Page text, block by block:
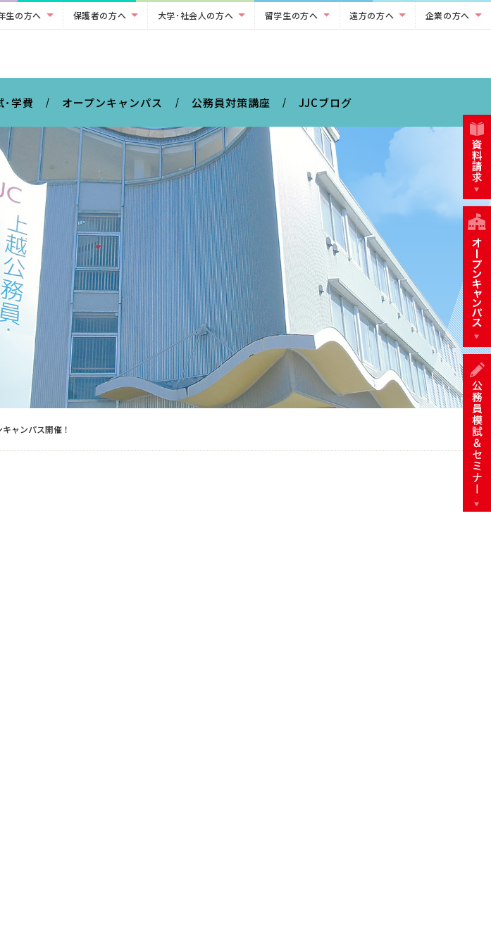
生の方へ 保護者の方へ 大学･社会人の方へ 留学生の方へ 遠方の方へ 企業の方へ
･学費 オープンキャンパス 公務員対策講座 JJCブログ
ャンパス開催！